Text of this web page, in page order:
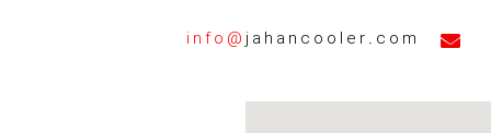
info@jahancooler.com